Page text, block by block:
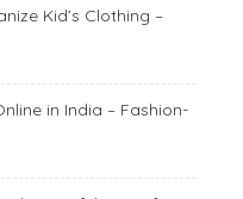
Kid’s Clothing –
in India – Fashion-